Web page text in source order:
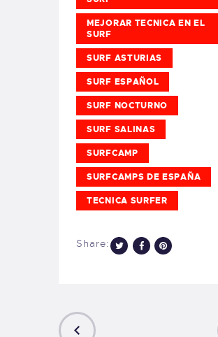
MEJORAR TECNICA EN EL
SURF
SURF ASTURIAS
SURF ESPAÑOL
SURF NOCTURNO
SURF SALINAS
SURFCAMP
SURFCAMPS DE ESPAÑA
TECNICA SURFER
Share: